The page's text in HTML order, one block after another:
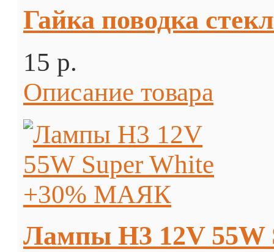
Гайка поводка
15 p.
Описание товара
Лампы H3 12V